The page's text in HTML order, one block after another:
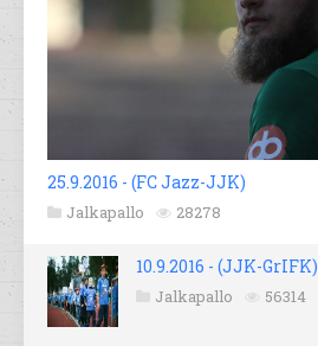
25.9.2016 - (FC Jazz-JJK)
Jalkapallo 28278
10.9.2016 - (JJK-GrIFK)
Jalkapallo 56314